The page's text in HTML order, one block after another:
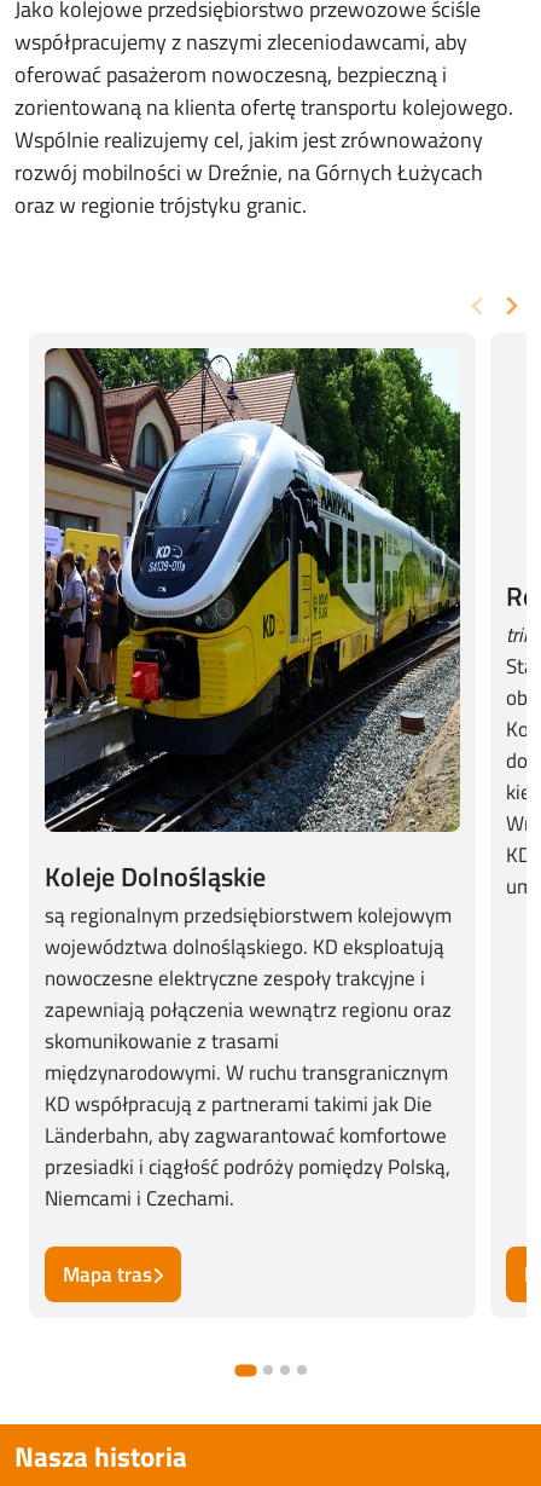
Jako kolejowe przedsiębiorstwo przewozowe ściśle
współpracujemy z naszymi zleceniodawcami, aby
oferować pasażerom nowoczesną, bezpieczną i
zorientowaną na klienta ofertę transportu kolejowego.
Wspólnie realizujemy cel, jakim jest zrównoważony
rozwój mobilności w Dreźnie, na Górnych Łużycach
oraz w regionie trójstyku granic.
Koleje Dolnośląskie
są regionalnym przedsiębiorstwem kolejowym
województwa dolnośląskiego. KD eksploatują
nowoczesne elektryczne zespoły trakcyjne i
zapewniają połączenia wewnątrz regionu oraz
skomunikowanie z trasami
międzynarodowymi. W ruchu transgranicznym
KD współpracują z partnerami takimi jak Die
Länderbahn, aby zagwarantować komfortowe
przesiadki i ciągłość podróży pomiędzy Polską,
Niemcami i Czechami.
Mapa tras
KD
Nasza historia